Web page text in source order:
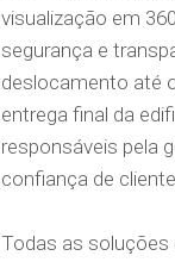
visualização em
segurança e
deslocamento até
entrega final da
responsáveis pela
confiança de
Todas as soluções